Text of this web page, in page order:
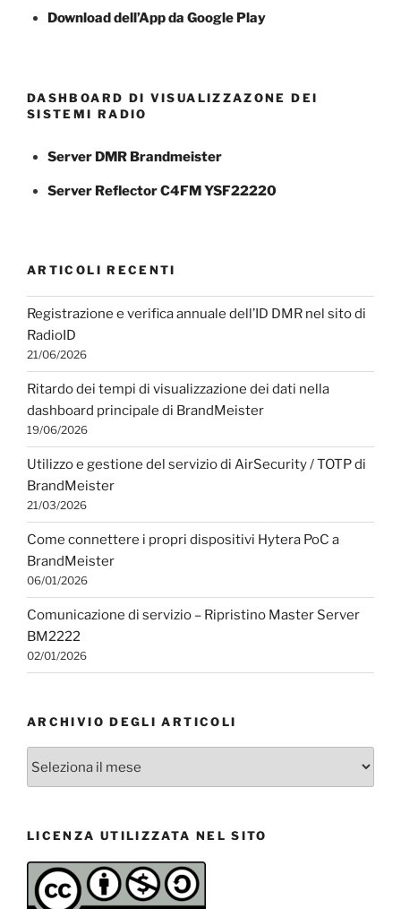
Download dell’App da Google Play
DASHBOARD DI VISUALIZZAZONE DEI
SISTEMI RADIO
Server DMR Brandmeister
Server Reflector C4FM YSF22220
ARTICOLI RECENTI
Registrazione e verifica annuale dell’ID DMR nel sito di
RadioID
21/06/2026
Ritardo dei tempi di visualizzazione dei dati nella
dashboard principale di BrandMeister
19/06/2026
Utilizzo e gestione del servizio di AirSecurity / TOTP di
BrandMeister
21/03/2026
Come connettere i propri dispositivi Hytera PoC a
BrandMeister
06/01/2026
Comunicazione di servizio – Ripristino Master Server
BM2222
02/01/2026
ARCHIVIO DEGLI ARTICOLI
LICENZA UTILIZZATA NEL SITO